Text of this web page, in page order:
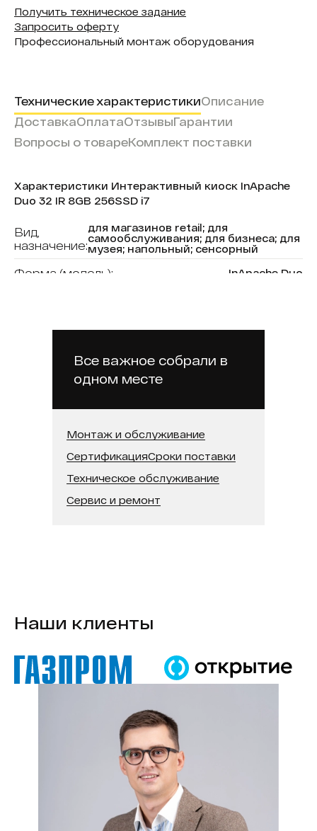
Получить техническое задание
Запросить оферту
Профессиональный монтаж оборудования
Технические характеристикиОписание
ДоставкаОплатаОтзывыГарантии
Вопросы о товареКомплект поставки
Характеристики Интерактивный киоск InApache
Duo 32 IR 8GB 256SSD i7
Вид,
назначение:
для магазинов retail; для
самообслуживания; для бизнеса; для
музея; напольный; сенсорный
Форма (модель): InApache Duo
Встроенная память (SSD):
Тип сенсора:
Диагональ:
Все важное собрали в
одном месте
Монтаж и обслуживание
СертификацияСроки поставки
Техническое обслуживание
Сервис и ремонт
Наши клиенты